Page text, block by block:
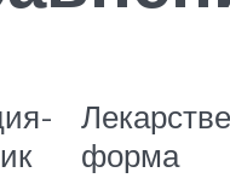
форма